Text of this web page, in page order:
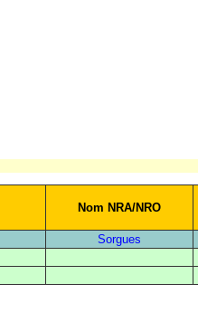
Nom NRA/NRO
Sorgues